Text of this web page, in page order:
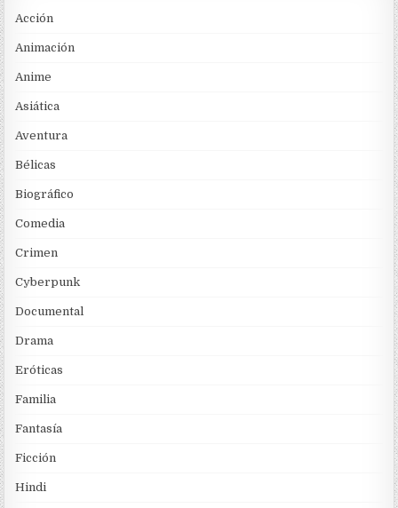
Acción
Animación
Anime
Asiática
Aventura
Bélicas
Biográfico
Comedia
Crimen
Cyberpunk
Documental
Drama
Eróticas
Familia
Fantasía
Ficción
Hindi